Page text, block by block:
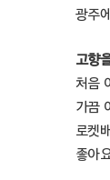
광주
고향
처음
가끔
로켓
좋아